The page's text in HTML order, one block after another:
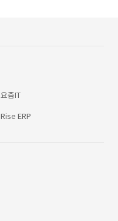
요즘IT
Rise ERP